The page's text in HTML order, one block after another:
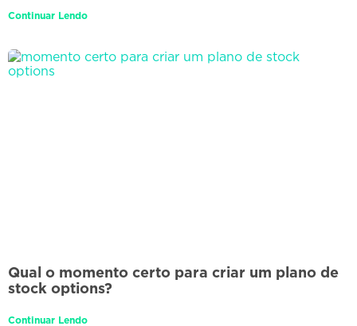
Continuar Lendo
Qual o momento certo para criar um plano de
stock options?
Continuar Lendo